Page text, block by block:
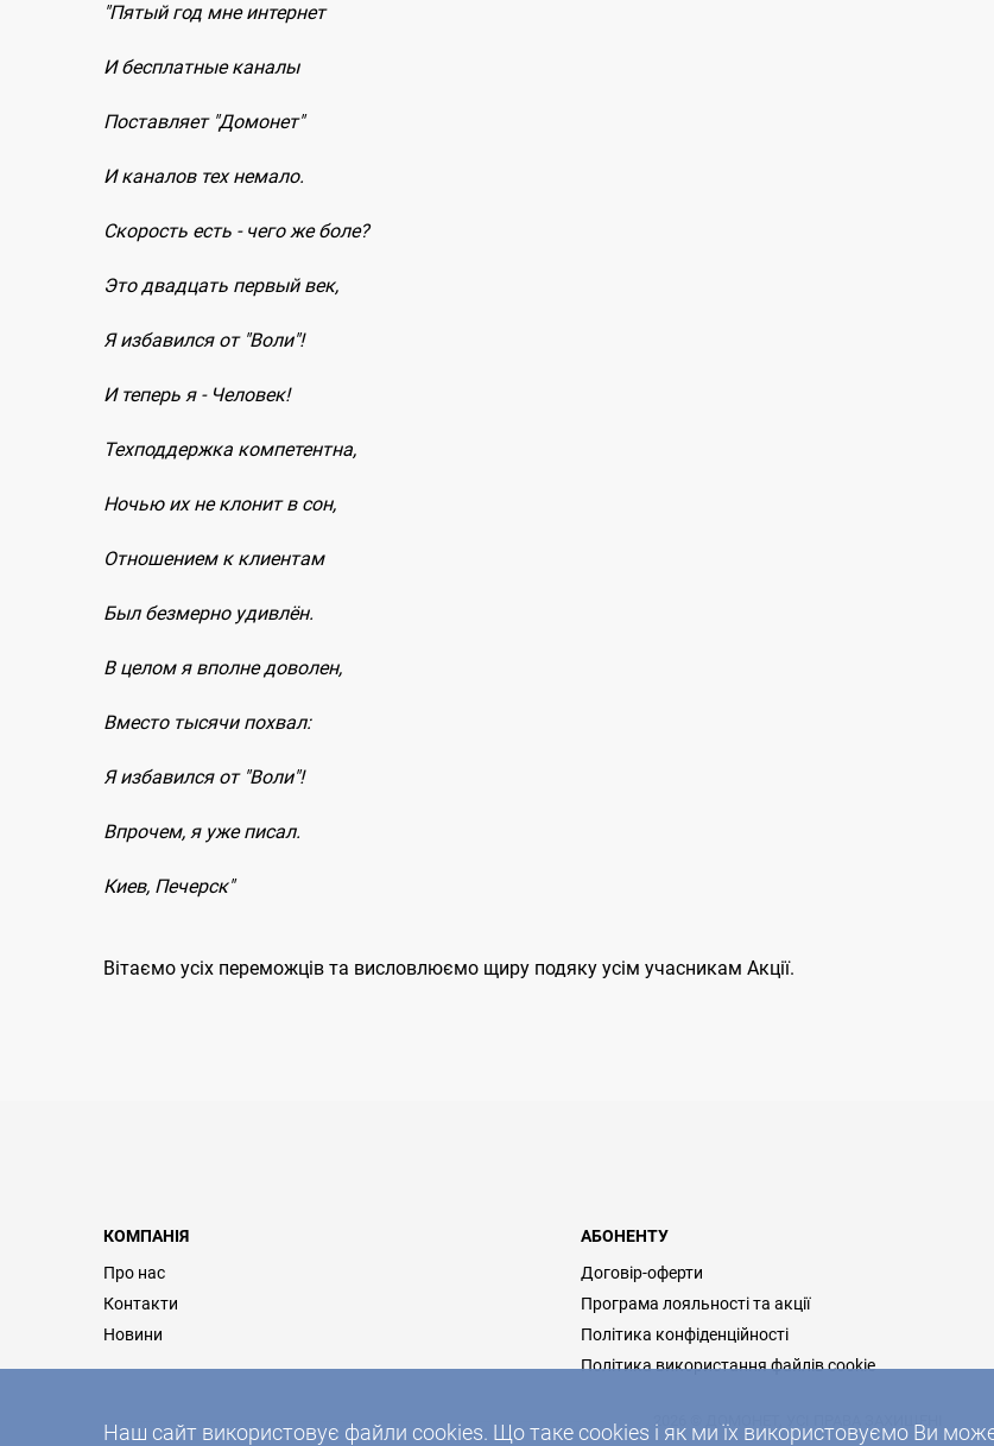
Наш сайт використовує файли cookies. Що таке cookies і як ми їх використовуємо Ви
"Пятый год мне интернет
И бесплатные каналы
Поставляет "Домонет"
И каналов тех немало.
Скорость есть - чего же боле?
Это двадцать первый век,
Я избавился от "Воли"!
И теперь я - Человек!
Техподдержка компетентна,
Ночью их не клонит в сон,
Отношением к клиентам
Был безмерно удивлён.
В целом я вполне доволен,
Вместо тысячи похвал:
Я избавился от "Воли"!
Впрочем, я уже писал.
Киев, Печерск"
Вітаємо усіх переможців та висловлюємо щиру подяку усім учасникам Акції.
КОМПАНІЯ
Про нас
Контакти
Новини
АБОНЕНТУ
Договір-оферти
Програма лояльності та акції
Політика конфіденційності
Політика використання файлів cookie
2026 © ДОМОНЕТ, УСІ ПРАВА ЗАХИЩЕНІ